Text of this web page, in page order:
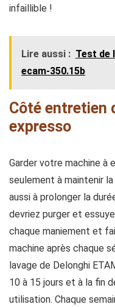
infaillible !
Lire aussi : Test de
ecam-350.15b
Côté entretien
expresso
Garder votre machine à
seulement à maintenir
aussi à prolonger la
devriez purger et
chaque maniement et
machine après chaque
lavage de Delonghi
10 à 15 jours et à la fin
utilisation. Chaque